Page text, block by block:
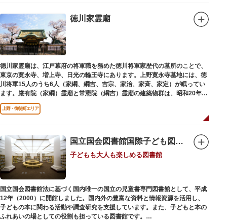
徳川家霊廟
徳川家霊廟は、江戸幕府の将軍職を務めた徳川将軍家歴代の墓所のことで、
東京の寛永寺、増上寺、日光の輪王寺にあります。上野寛永寺墓地には、徳
川将軍15人のうち6人（家綱、綱吉、吉宗、家治、家斉、家定）が眠ってい
ます。厳有院（家綱）霊廟と常憲院（綱吉）霊廟の建築物群は、昭和20年
（1945）の空襲で大部分を焼失しました。
上野・御徒町エリア
国立国会図書館国際子ども図書館
子どもも大人も楽しめる図書館
国立国会図書館法に基づく国内唯一の国立の児童書専門図書館として、平成
12年（2000）に開館しました。国内外の豊富な資料と情報資源を活用し、
子どもの本に関わる活動や調査研究を支援しています。また、子どもと本の
ふれあいの場としての役割も担っている図書館です。